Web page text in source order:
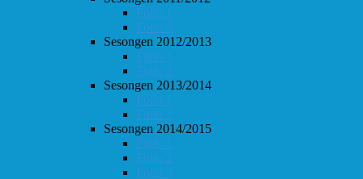
Follo 1
Follo 2
Sesongen 2012/2013
Follo 1
Follo 2
Sesongen 2013/2014
Follo 1
Follo 2
Sesongen 2014/2015
Follo 1
Follo 2
Follo 3